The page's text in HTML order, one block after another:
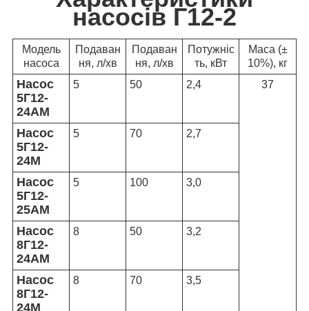
насосів Г12-2
Модель
насоса
Подаван
ня, л/хв
Подаван
ня, л/хв
Потужніс
ть, кВт
Маса (±
10%), кг
Насос
5Г12-
24АМ
5 50 2,4 37
Насос
5Г12-
24М
5 70 2,7
Насос
5Г12-
25АМ
5 100 3,0
Насос
8Г12-
24АМ
8 50 3,2
Насос
8Г12-
24М
8 70 3,5